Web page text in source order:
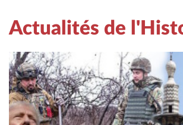
Actualités de